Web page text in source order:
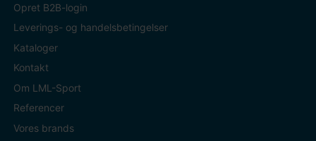
Opret B2B-login
Leverings- og handelsbetingelser
Kataloger
Kontakt
Om LML-Sport
Referencer
Vores brands